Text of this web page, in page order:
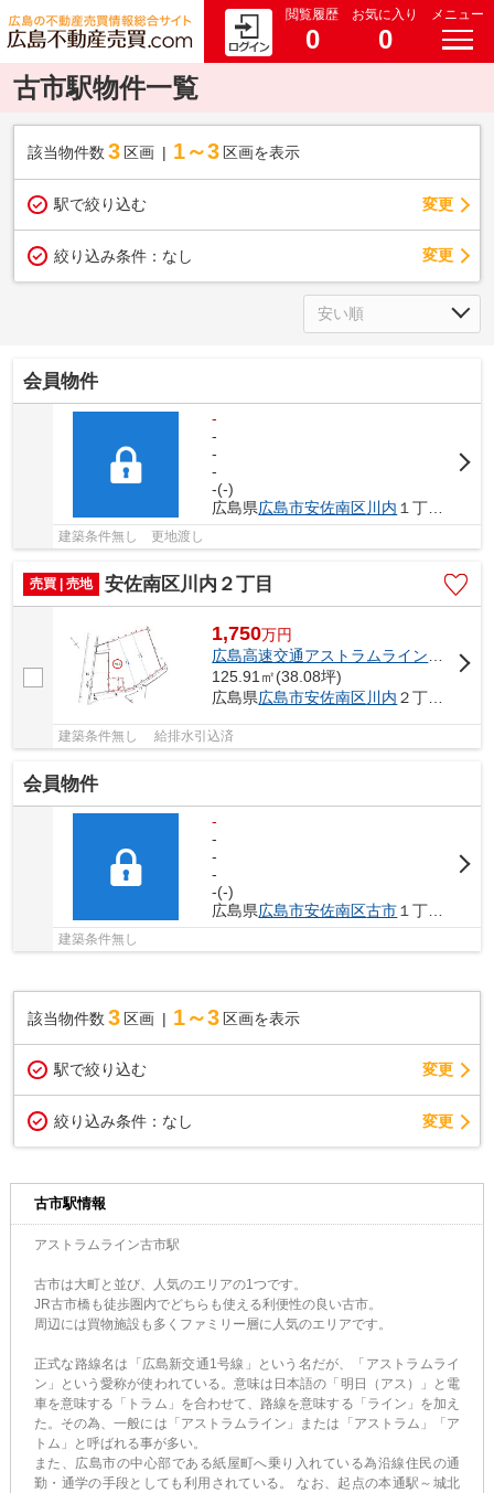
閲覧履歴
0
お気に入り
0
メニュー
古市駅物件一覧
該当物件数 3 区画 1～3 区画を表示
駅で絞り込む 変更
絞り込み条件： なし 変更
会員物件
-
-
-
-
-(-)
広島県広島市安佐南区川内 １丁目10-
建築条件無し 更地渡し
売買 | 売地 安佐南区川内２丁目
1,750万円
広島高速交通アストラムライン
「 古市
125.91㎡(38.08坪)
広島県広島市安佐南区川内 ２丁目34-
建築条件無し 給排水引込済
会員物件
-
-
-
-
-(-)
広島県広島市安佐南区古市 １丁目12-
建築条件無し
該当物件数 3 区画 1～3 区画を表示
駅で絞り込む 変更
絞り込み条件： なし 変更
古市駅情報
アストラムライン古市駅
古市は大町と並び、人気のエリアの1つです。
JR古市橋も徒歩圏内でどちらも使える利便性の良い古市。
周辺には買物施設も多くファミリー層に人気のエリアです。
正式な路線名は「広島新交通1号線」という名だが、「アストラムライ
ン」という愛称が使われている。意味は日本語の「明日（アス）」と電
車を意味する「トラム」を合わせて、路線を意味する「ライン」を加え
た。その為、一般には「アストラムライン」または「アストラム」「ア
トム」と呼ばれる事が多い。
また、広島市の中心部である紙屋町へ乗り入れている為沿線住民の通
勤・通学の手段としても利用されている。 なお、起点の本通駅～城北